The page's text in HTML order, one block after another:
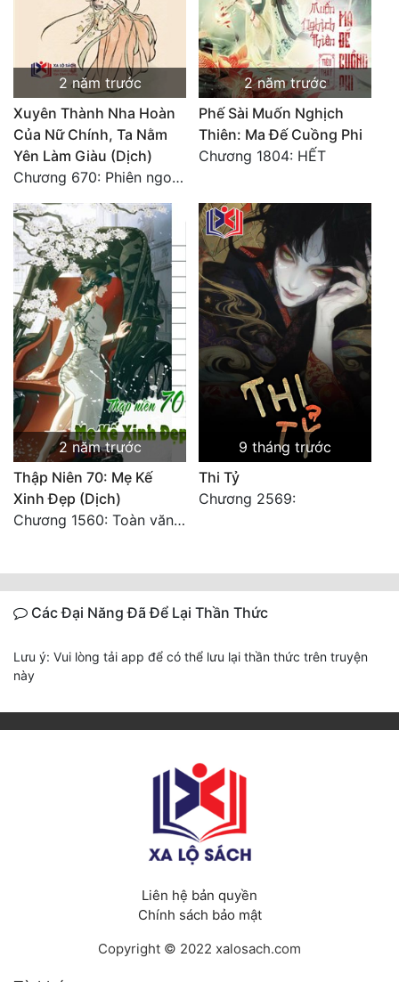
2 năm trước
Xuyên Thành Nha Hoàn
Của Nữ Chính, Ta Nằm
Yên Làm Giàu (Dịch)
Chương 670: Phiên ngoại 16. HẾT.
2 năm trước
Phế Sài Muốn Nghịch
Thiên: Ma Đế Cuồng Phi
Chương 1804: HẾT
2 năm trước
Thập Niên 70: Mẹ Kế
Xinh Đẹp (Dịch)
Chương 1560: Toàn văn hoàn
9 tháng trước
Thi Tỷ
Chương 2569:
Các Đại Năng Đã Để Lại Thần Thức
Lưu ý: Vui lòng tải app để có thể lưu lại thần thức trên truyện
này
Liên hệ bản quyền
Chính sách bảo mật
Copyright © 2022 xalosach.com